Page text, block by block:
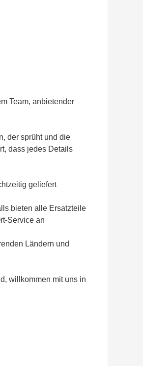
Team, anbietender
der sprüht und die
dass jedes Details
geliefert
bieten alle Ersatzteile
Service an
Ländern und
willkommen mit uns in